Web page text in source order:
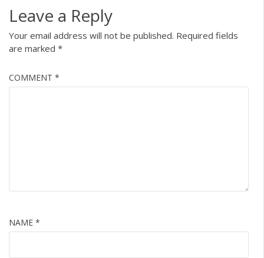
Leave a Reply
Your email address will not be published. Required fields
are marked *
COMMENT *
NAME *